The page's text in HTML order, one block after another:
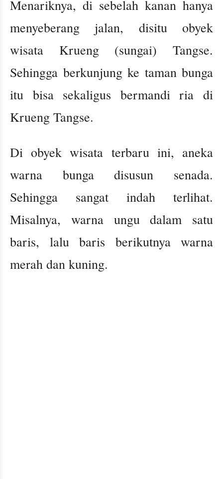
Menariknya, di sebelah kanan hanya
menyeberang jalan, disitu obyek
wisata Krueng (sungai) Tangse.
Sehingga berkunjung ke taman bunga
itu bisa sekaligus bermandi ria di
Krueng Tangse.
Di obyek wisata terbaru ini, aneka
warna bunga disusun senada.
Sehingga sangat indah terlihat.
Misalnya, warna ungu dalam satu
baris, lalu baris berikutnya warna
merah dan kuning.